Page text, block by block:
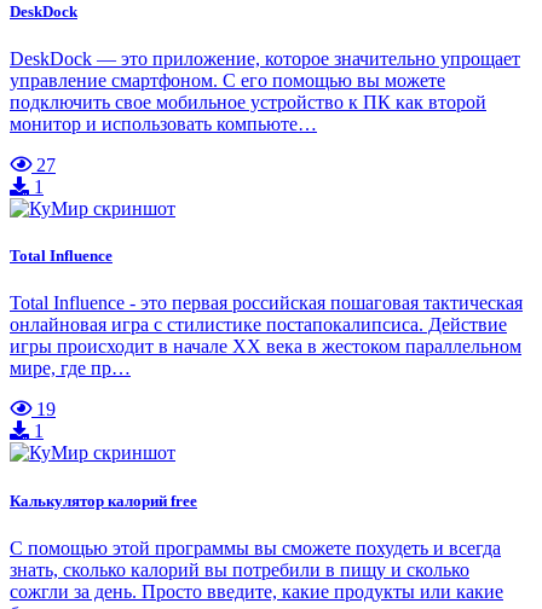
DeskDock
DeskDock — это приложение, которое значительно упрощает
управление смартфоном. С его помощью вы можете
подключить свое мобильное устройство к ПК как второй
монитор и использовать компьюте…
27
1
Total Influence
Total Influence - это первая российская пошаговая тактическая
онлайновая игра с стилистике постапокалипсиса. Действие
игры происходит в начале XX века в жестоком параллельном
мире, где пр…
19
1
Калькулятор калорий free
С помощью этой программы вы сможете похудеть и всегда
знать, сколько калорий вы потребили в пищу и сколько
сожгли за день. Просто введите, какие продукты или какие